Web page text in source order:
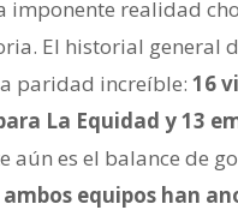
imponente realidad
El historial general
paridad increíble: 16
La Equidad y 13
aún es el balance de
ambos equipos han